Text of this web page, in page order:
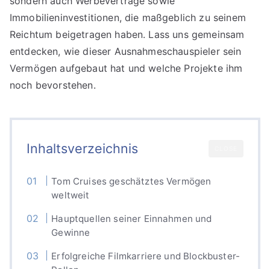
Immobilieninvestitionen, die maßgeblich zu seinem
Reichtum beigetragen haben. Lass uns gemeinsam
entdecken, wie dieser Ausnahmeschauspieler sein
Vermögen aufgebaut hat und welche Projekte ihm
noch bevorstehen.
Inhaltsverzeichnis
Tom Cruises geschätztes Vermögen
weltweit
Hauptquellen seiner Einnahmen und
Gewinne
Erfolgreiche Filmkarriere und Blockbuster-